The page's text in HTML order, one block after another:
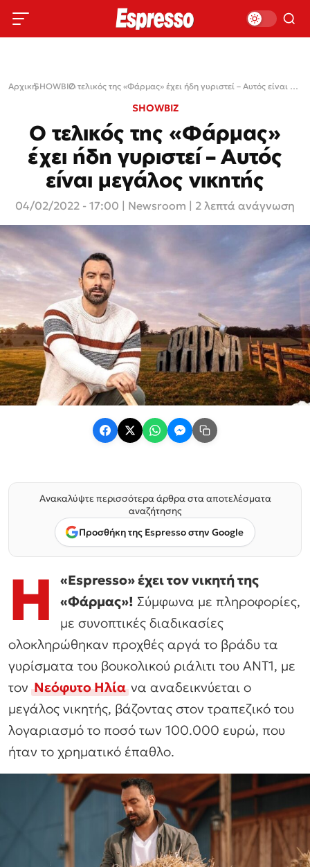
Αρχική›
SHOWBIZ› Ο τελικός της «Φάρμας» έχει ήδη γυριστεί – Αυτός είναι μεγάλος νικητής
SHOWBIZ
Ο τελικός της «Φάρμας»
έχει ήδη γυριστεί – Αυτός
είναι μεγάλος νικητής
04/02/2022 - 17:00 Newsroom | 2 λεπτά ανάγνωση
Ανακαλύψτε περισσότερα άρθρα στα αποτελέσματα
αναζήτησης
Προσθήκη της Espresso στην Google
Η
«Espresso» έχει τον νικητή της
«Φάρμας»! Σύμφωνα με πληροφορίες,
με συνοπτικές διαδικασίες
ολοκληρώθηκαν προχθές αργά το βράδυ τα
γυρίσματα του βουκολικού ριάλιτι του ΑΝΤ1, με
τονΝεόφυτο Ηλία να αναδεικνύεται ο
μεγάλος νικητής, βάζοντας στον τραπεζικό του
λογαριασμό το ποσό των 100.000 ευρώ, που
ήταν το χρηματικό έπαθλο.